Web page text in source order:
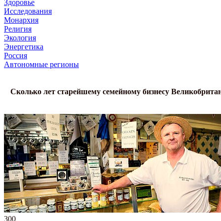
Здоровье
Исследования
Монархия
Религия
Экология
Энергетика
Россия
Автономные регионы
Сколько лет старейшему семейному бизнесу
300